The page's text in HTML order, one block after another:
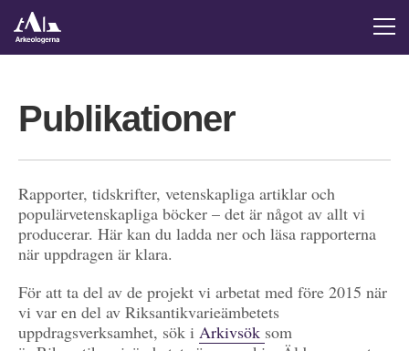
Publikationer
Rapporter, tidskrifter, vetenskapliga artiklar och
populärvetenskapliga böcker – det är något av allt vi
producerar. Här kan du ladda ner och läsa rapporterna
när uppdragen är klara.
För att ta del av de projekt vi arbetat med före 2015 när
vi var en del av Riksantikvarieämbetets
uppdragsverksamhet, sök i Arkivsök som